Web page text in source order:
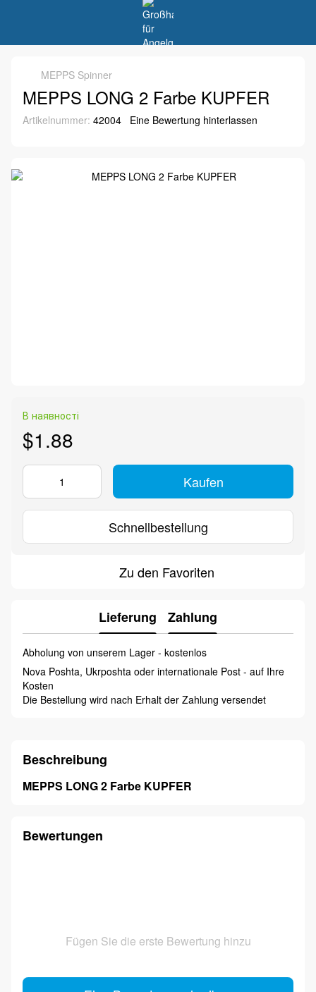
MEPPS Spinner
MEPPS LONG 2 Farbe KUPFER
Artikelnummer: 42004 Eine Bewertung hinterlassen
В наявності
$1.88
Kaufen
Schnellbestellung
Zu den Favoriten
Lieferung Zahlung
Abholung von unserem Lager - kostenlos
Nova Poshta, Ukrposhta oder internationale Post - auf Ihre
Kosten
Die Bestellung wird nach Erhalt der Zahlung versendet
Beschreibung
MEPPS LONG 2 Farbe KUPFER
Bewertungen
Fügen Sie die erste Bewertung hinzu